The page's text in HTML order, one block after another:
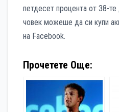
петдесет процента от 38-
човек можеше да си купи
на Facebook.
Прочетете Още: